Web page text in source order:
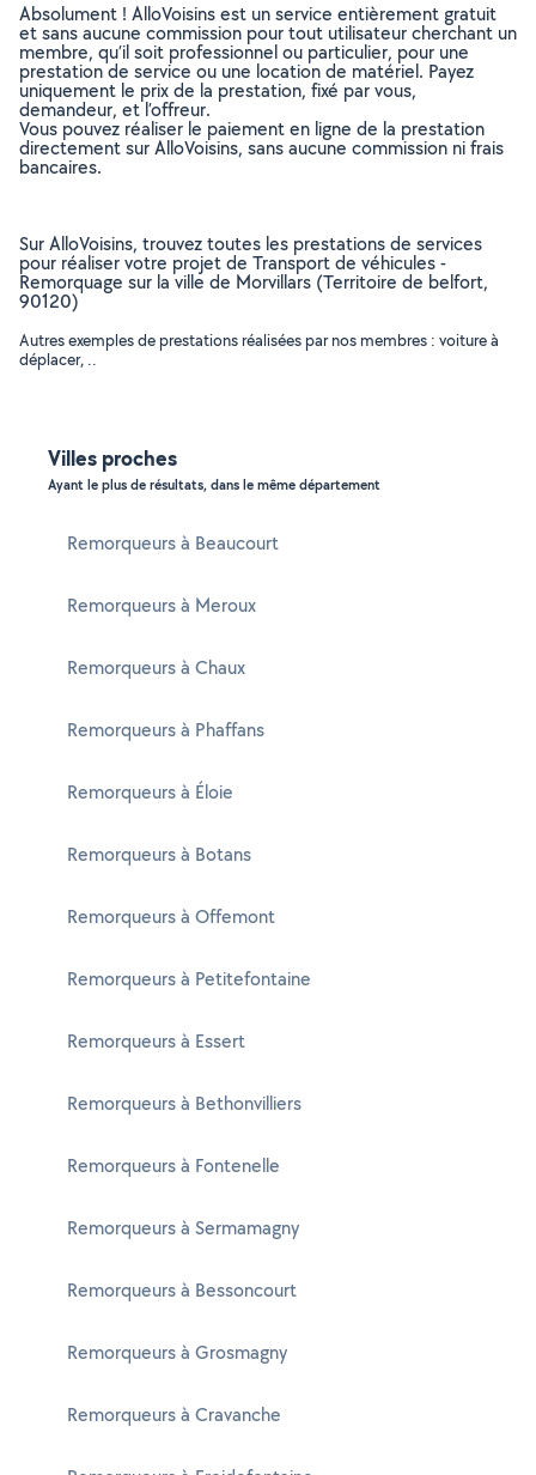
Absolument ! AlloVoisins est un service entièrement gratuit
et sans aucune commission pour tout utilisateur cherchant un
membre, qu’il soit professionnel ou particulier, pour une
prestation de service ou une location de matériel. Payez
uniquement le prix de la prestation, fixé par vous,
demandeur, et l’offreur.
Vous pouvez réaliser le paiement en ligne de la prestation
directement sur AlloVoisins, sans aucune commission ni frais
bancaires.
Sur AlloVoisins, trouvez toutes les prestations de services
pour réaliser votre projet de Transport de véhicules -
Remorquage sur la ville de Morvillars (Territoire de belfort,
90120)
Autres exemples de prestations réalisées par nos membres : voiture à
déplacer, ..
Villes proches
Ayant le plus de résultats, dans le même département
Remorqueurs à Beaucourt
Remorqueurs à Meroux
Remorqueurs à Chaux
Remorqueurs à Phaffans
Remorqueurs à Éloie
Remorqueurs à Botans
Remorqueurs à Offemont
Remorqueurs à Petitefontaine
Remorqueurs à Essert
Remorqueurs à Bethonvilliers
Remorqueurs à Fontenelle
Remorqueurs à Sermamagny
Remorqueurs à Bessoncourt
Remorqueurs à Grosmagny
Remorqueurs à Cravanche